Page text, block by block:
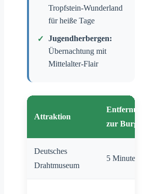
Tropfstein-Wunderland
für heiße Tage
Jugendherbergen:
Übernachtung mit
Mittelalter-Flair
Attraktion
Entfernung
zur Burg
Deutsches
Drahtmuseum
5 Minuten